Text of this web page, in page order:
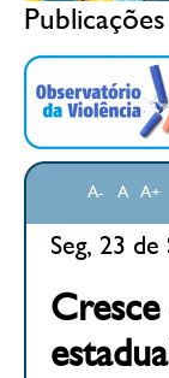
Publicações
A- A A+
Seg, 23